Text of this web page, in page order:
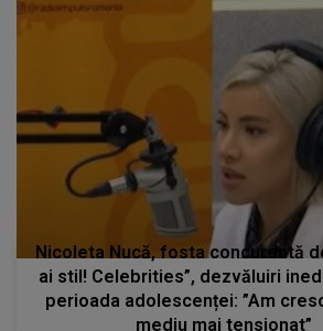
Nicoleta Nucă, fosta concurentă
ai stil! Celebrities”, dezvăluiri
perioada adolescenței: ”Am
mediu mai tensionat”